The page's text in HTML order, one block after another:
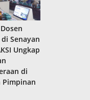
Senayan
Ungkap
di
Pimpinan